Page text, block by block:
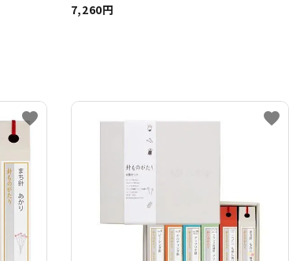
7,260円
favorite favorite